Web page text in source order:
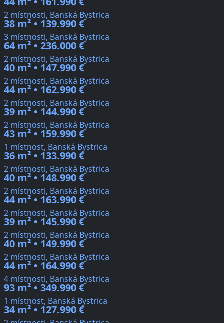
2 místnosti, Banská Bystrica
38 m² • 139.990 €
3 místnosti, Banská Bystrica
64 m² • 236.000 €
2 místnosti, Banská Bystrica
40 m² • 147.990 €
2 místnosti, Banská Bystrica
44 m² • 162.990 €
2 místnosti, Banská Bystrica
39 m² • 144.990 €
2 místnosti, Banská Bystrica
43 m² • 159.990 €
1 místnost, Banská Bystrica
36 m² • 133.990 €
2 místnosti, Banská Bystrica
40 m² • 148.990 €
2 místnosti, Banská Bystrica
44 m² • 163.990 €
2 místnosti, Banská Bystrica
39 m² • 145.990 €
2 místnosti, Banská Bystrica
40 m² • 149.990 €
2 místnosti, Banská Bystrica
44 m² • 164.990 €
4 místnosti, Banská Bystrica
93 m² • 349.990 €
1 místnost, Banská Bystrica
34 m² • 127.990 €